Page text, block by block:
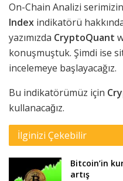
On-Chain Analizi
Index indikatörü
yazımızda CryptoQuant
konuşmuştuk. Şimdi ise
incelemeye başlayacağız.
Bu indikatörümüz için
kullanacağız.
İlginizi Çekebilir
Bitcoin’in
artış